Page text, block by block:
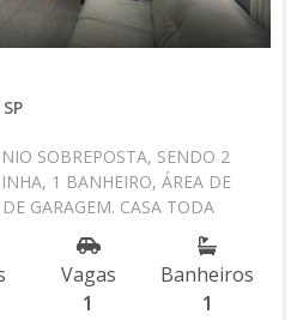
SOBREPOSTA, SENDO 2
1 BANHEIRO, ÁREA DE
GARAGEM. CASA TODA
COM OS PLANEJADOS DA
UMA VISITA CONOSCO
CRECISP: 41718-J
Vagas
1
Banheiros
1